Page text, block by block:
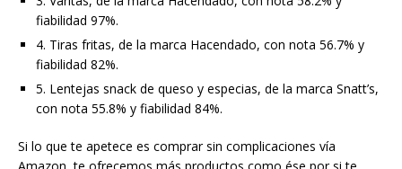
fiabilidad 97%.
4. Tiras fritas, de la marca Hacendado, con nota 56.7% y
fiabilidad 82%.
5. Lentejas snack de queso y especias, de la marca Snatt’s,
con nota 55.8% y fiabilidad 84%.
Si lo que te apetece es comprar sin complicaciones vía
Amazon, te ofrecemos más productos como ése por si te